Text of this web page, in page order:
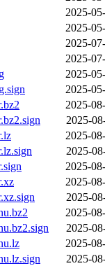
2025-
2025-
2025-
2025-
2025-
2025-
2025-
2025-
2025-
2025-
2025-
2025-
2025-
2025-
2025-
2025-
2025-